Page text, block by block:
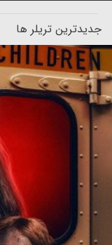
جدیدترین تریلر ها